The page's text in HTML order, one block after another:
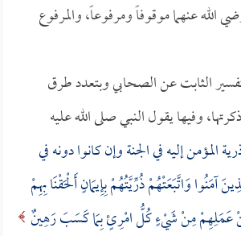
الله عنهما موقوفاً ومرفوعاً، والمرفوع
الثابت عن الصحابي وبتعدد طرق
وفيها يقول النبي صلى الله عليه
المؤمن إليه في الجنة وإن كانوا دونه في
آمَنُوا وَاتَّبَعَتْهُمْ ذُرِّيَّتُهُمْ بِإِيمَانٍ أَلْحَقْنَا بِهِمْ
عَمَلِهِمْ مِنْ شَيْءٍ كُلُّ امْرِئٍ بِمَا كَسَبَ رَهِينٌ